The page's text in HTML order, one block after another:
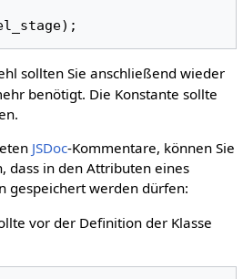
);
sollten Sie anschließend wieder
benötigt. Die Konstante sollte
JSDoc-Kommentare, können Sie
dass in den Attributen eines
gespeichert werden dürfen:
vor der Definition der Klasse